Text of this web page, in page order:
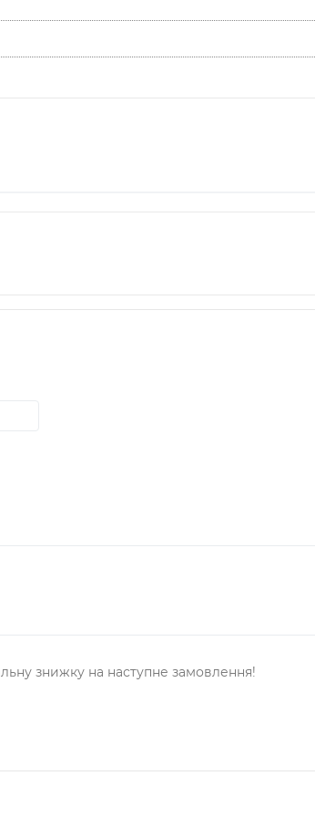
знижку на наступне замовлення!